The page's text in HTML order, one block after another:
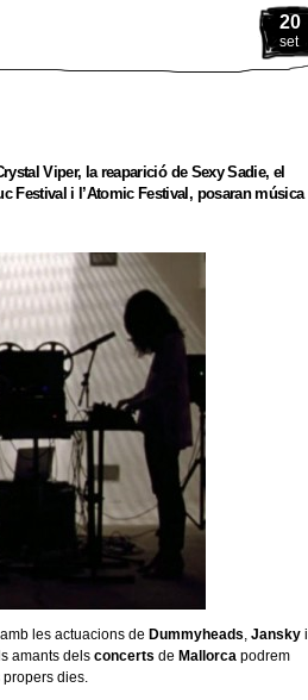
20
set
Viper, la reaparició de Sexy Sadie, el
Festival i l’Atomic Festival, posaran música
les actuacions de Dummyheads, Jansky i
amants dels concerts de Mallorca podrem
propers dies.